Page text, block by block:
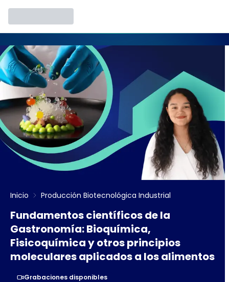
Inicio Producción Biotecnológica Industrial
Fundamentos científicos de la
Gastronomía: Bioquímica,
Fisicoquímica y otros principios
moleculares aplicados a los alimentos
Grabaciones disponibles